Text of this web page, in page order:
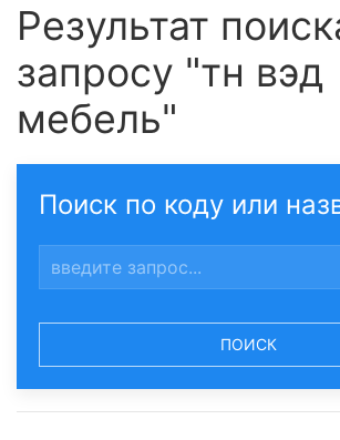
Результат
запросу "тн вэд
мебель"
Поиск по коду или
ПОИСК